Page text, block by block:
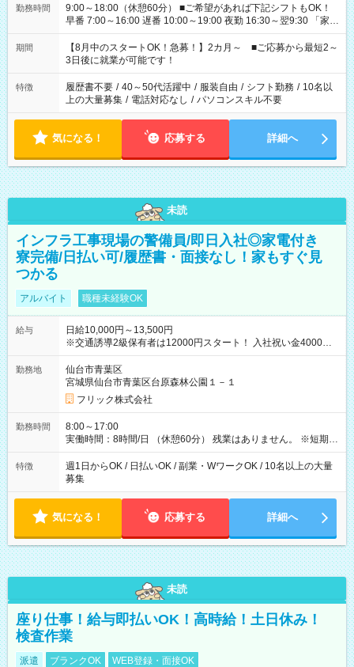
勤務時間
9:00～18:00（休憩60分） ■ご希望があれば下記シフトもOK！
早番 7:00～16:00 遅番 10:00～19:00 夜勤 16:30～翌9:30 「家族
と休みを合わせたい」 「余裕を持って夕飯の準備がしたい」
「できれば残業はしたくない」 など、ご希望を教えてください
ね。 ※Wワーク希望の方へ 今ご覧のお仕事で希望する勤務時間
と、もう1つのお仕事の勤務時間。 合計で週40時間を超える場
合は応募できません。
期間
【8月中のスタートOK！急募！】2カ月～ ■ご応募から最短2～
3日後に就業が可能です！
特徴 履歴書不要 / 40～50代活躍中 / 服装自由 / シフト勤務 / 10名以
上の大量募集 / 電話対応なし / パソコンスキル不要
気になる！ 応募する 詳細へ
未読
インフラ工事現場の警備員/即日入社◎家電付き
寮完備/日払い可/履歴書・面接なし！家もすぐ見
つかる
アルバイト 職種未経験OK
給与
日給10,000円～13,500円
※交通誘導2級保有者は12000円スタート！ 入社祝い金4000円
【試用期間】試用期間なし
勤務地
仙台市青葉区
宮城県仙台市青葉区台原森林公園１－１
フリック株式会社
勤務時間
8:00～17:00
実働時間：8時間/日 （休憩60分） 残業はありません。 ※短期の
募集は行っておりません。予めご了承くださいませ。
特徴
週1日からOK / 日払いOK / 副業・WワークOK / 10名以上の大量
募集
気になる！ 応募する 詳細へ
未読
座り仕事！給与即払いOK！高時給！土日休み！
検査作業
派遣 ブランクOK WEB登録・面接OK